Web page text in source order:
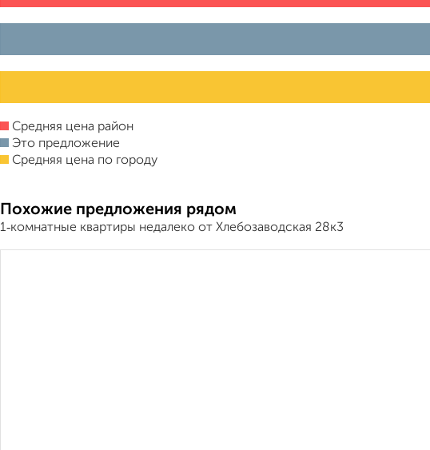
Средняя цена район
Это предложение
Средняя цена по городу
Похожие предложения рядом
1‑комнатные квартиры недалеко от Хлебозаводская 28к3